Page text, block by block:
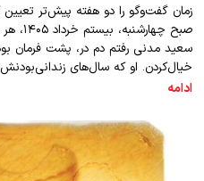
زمان گفت‌وگو را دو هفته پیش‌تر
صبح
سعید مدنی رفتم دم در، پشت ‌فرمان بود
خیال‌کردن. او که سال‌های
ادامه